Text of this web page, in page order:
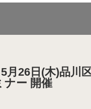
月26日(木)品川
ナー 開催